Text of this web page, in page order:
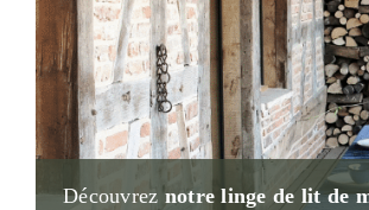
Découvreznotre linge de lit de